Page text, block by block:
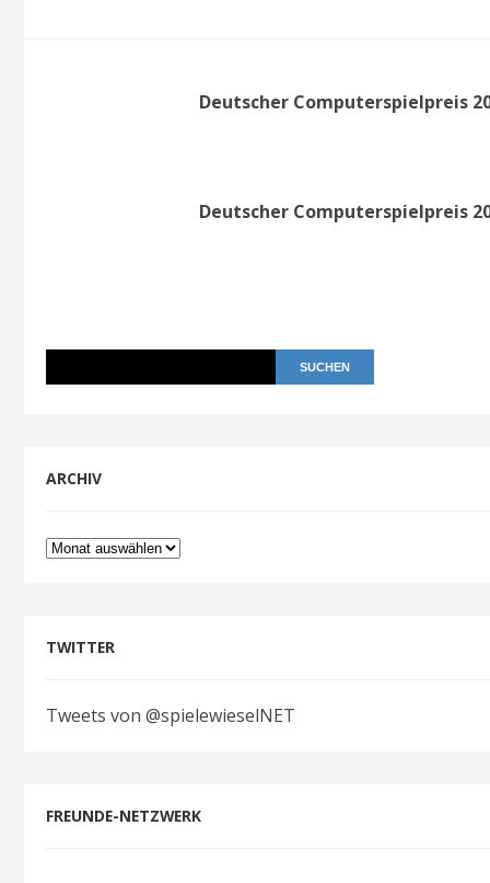
Deutscher Computerspielpreis
Deutscher Computerspielpreis
ARCHIV
Archiv
TWITTER
Tweets von @spielewieselNET
FREUNDE-NETZWERK